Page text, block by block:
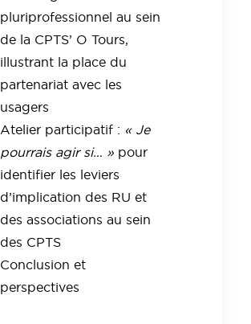
pluriprofessionnel au sein
de la CPTS’ O Tours,
illustrant la place du
partenariat avec les
usagers
Atelier participatif : « Je
pourrais agir si… » pour
identifier les leviers
d’implication des RU et
des associations au sein
des CPTS
Conclusion et
perspectives